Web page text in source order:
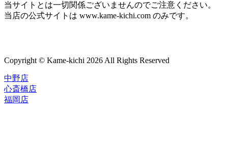
当サイトとは一切関係ございませんのでご注意ください。
当店の公式サイトは www.kame-kichi.com のみです。
Copyright © Kame-kichi 2026 All Rights Reserved
中野店
心斎橋店
福岡店